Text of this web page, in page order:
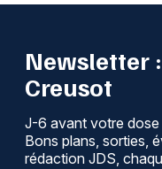
Newsletter
Creusot
J-6 avant votre dose
Bons plans, sorties,
rédaction JDS,